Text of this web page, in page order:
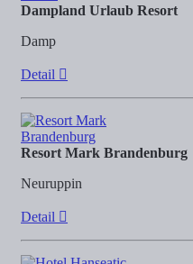
Dampland Urlaub Resort
Damp
Detail
Resort Mark Brandenburg
Neuruppin
Detail